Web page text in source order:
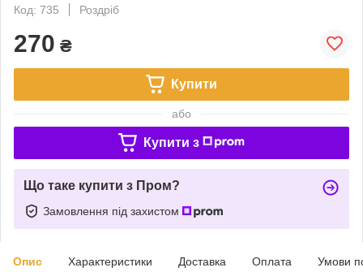
Код: 735
Роздріб
270 ₴
Купити
або
Купити з
Що таке купити з Пром?
Замовлення під захистом
Опис Характеристики Доставка Оплата Умови